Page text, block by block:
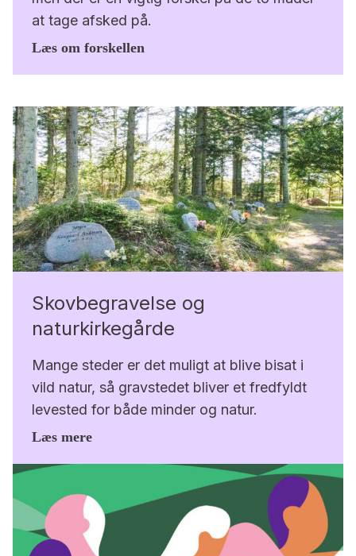
at tage afsked på.
Læs om forskellen
Skovbegravelse og
naturkirkegårde
Mange steder er det muligt at blive bisat i
vild natur, så gravstedet bliver et fredfyldt
levested for både minder og natur.
Læs mere